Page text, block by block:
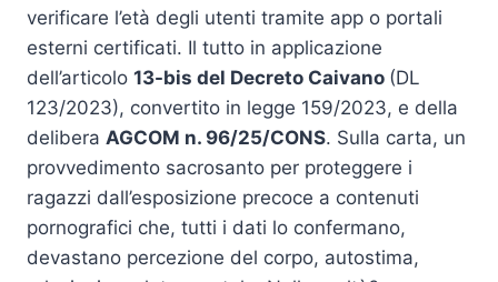
verificare l’età degli utenti tramite app o portali
esterni certificati. Il tutto in applicazione
dell’articolo 13-bis del Decreto Caivano (DL
123/2023), convertito in legge 159/2023, e della
delibera AGCOM n. 96/25/CONS. Sulla carta, un
provvedimento sacrosanto per proteggere i
ragazzi dall’esposizione precoce a contenuti
pornografici che, tutti i dati lo confermano,
devastano percezione del corpo, autostima,